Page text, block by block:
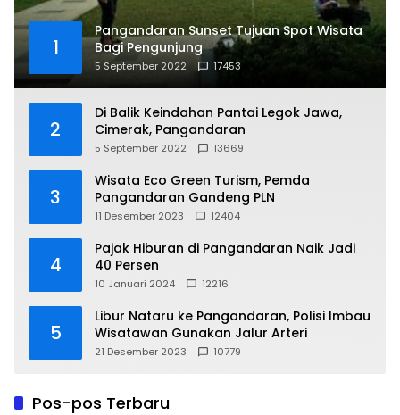
1
Pangandaran Sunset Tujuan Spot Wisata
Bagi Pengunjung
5 September 2022 17453
2
Di Balik Keindahan Pantai Legok Jawa,
Cimerak, Pangandaran
5 September 2022 13669
3
Wisata Eco Green Turism, Pemda
Pangandaran Gandeng PLN
11 Desember 2023 12404
4
Pajak Hiburan di Pangandaran Naik Jadi
40 Persen
10 Januari 2024 12216
5
Libur Nataru ke Pangandaran, Polisi Imbau
Wisatawan Gunakan Jalur Arteri
21 Desember 2023 10779
Pos-pos Terbaru